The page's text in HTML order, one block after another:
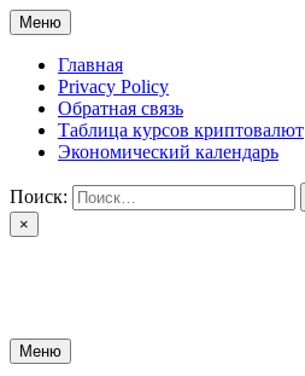
Перейти
к
содержимому
Меню
Главная
Privacy Policy
Обратная связь
Таблица курсов криптовалют
Экономический календарь
Поиск:
×
Меню